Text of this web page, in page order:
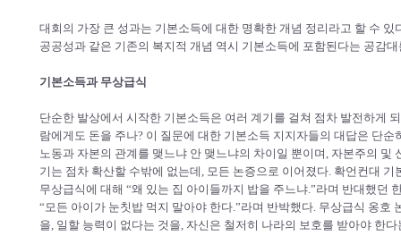
대회의 가장 큰 성과는 기본소득에 대한 명확한 개념 정리라고 할 수
공공성과 같은 기존의 복지적 개념 역시 기본소득에 포함된다는 공감
기본소득과 무상급식
단순한 발상에서 시작한 기본소득은 여러 계기를 걸쳐 점차 발전하게
람에게도 돈을 주나? 이 질문에 대한 기본소득 지지자들의 대답은 단
노동과 자본의 관계를 맺느냐 안 맺느냐의 차이일 뿐이며, 자본주의
기는 점차 확산할 수밖에 없는데, 모든 논증으로 이어졌다. 확언컨대
무상급식에 대해 “왜 있는 집 아이들까지 밥을 주느냐.”라며 반대했던
“모든 아이가 눈칫밥 먹지 말아야 한다.”라며 반박했다. 무상급식 옹호
을, 일할 능력이 없다는 것을, 자신은 철저히 나라의 보호를 받아야 한